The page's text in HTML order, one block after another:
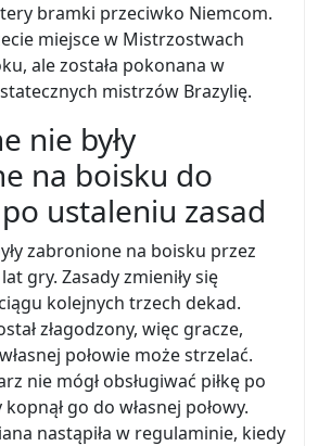
bramki przeciwko Niemcom.
miejsce w Mistrzostwach
ale została pokonana w
mistrzów Brazylię.
nie były
na boisku do
ustaleniu zasad
zabronione na boisku przez
gry. Zasady zmieniły się
kolejnych trzech dekad.
złagodzony, więc gracze,
połowie może strzelać.
nie mógł obsługiwać piłkę po
go do własnej połowy.
nastąpiła w regulaminie, kiedy